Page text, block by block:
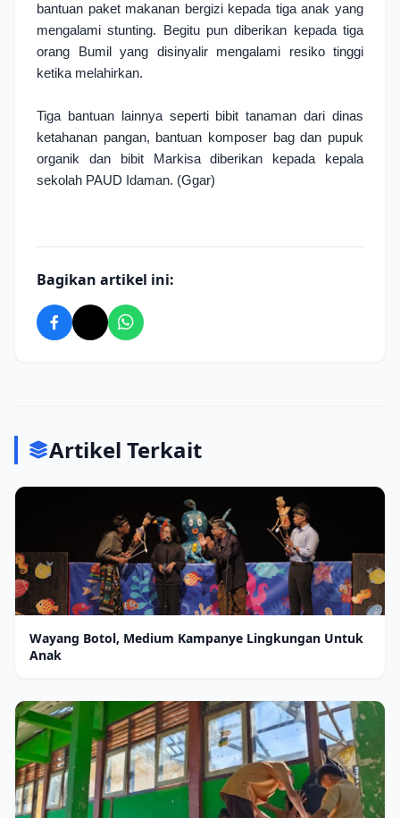
bantuan paket makanan bergizi kepada tiga anak yang
mengalami stunting. Begitu pun diberikan kepada tiga
orang Bumil yang disinyalir mengalami resiko tinggi
ketika melahirkan.
Tiga bantuan lainnya seperti bibit tanaman dari dinas
ketahanan pangan, bantuan komposer bag dan pupuk
organik dan bibit Markisa diberikan kepada kepala
sekolah PAUD Idaman. (Ggar)
Bagikan artikel ini:
Artikel Terkait
Wayang Botol, Medium Kampanye Lingkungan Untuk
Anak